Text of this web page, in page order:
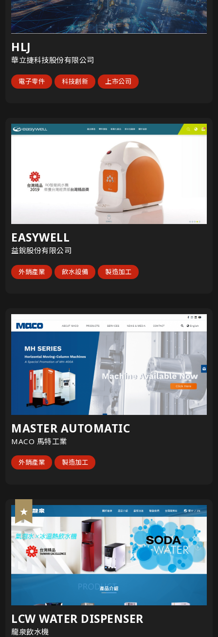
HLJ
華立捷科技股份有限公司
電子零件 科技創新 上市公司
EASYWELL
益銳股份有限公司
外銷產業 飲水設備 製造加工
MASTER AUTOMATIC
MACO 馬特工業
外銷產業 製造加工
LCW WATER DISPENSER
龍泉飲水機